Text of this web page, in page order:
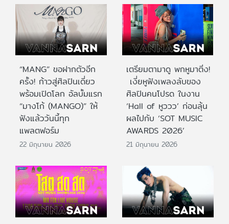
“MANG” ขอฝากตัวอีก
ครั้ง! ก้าวสู่ศิลปินเดี่ยว
พร้อมเปิดโลก อัลบั้มแรก
“มางโก้ (MANGO)” ให้
ฟังแล้ววันนี้ทุก
แพลตฟอร์ม
22 มิถุนายน 2026
เตรียมตามาดู พกหูมาติ่ง!
เงี่ยหูฟังเพลงลับของ
ศิลปินคนโปรด ในงาน
‘Hall of หูววว’ ก่อนลุ้น
ผลไปกับ ‘SOT MUSIC
AWARDS 2026’
21 มิถุนายน 2026